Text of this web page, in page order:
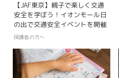
【JAF東京】親子で楽しく交通
安全を学ぼう！イオンモール日
の出で交通安全イベントを開催
保護者の方へ